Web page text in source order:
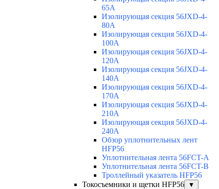
65A
Изолирующая секция 56JXD-4-
80A
Изолирующая секция 56JXD-4-
100A
Изолирующая секция 56JXD-4-
120A
Изолирующая секция 56JXD-4-
140A
Изолирующая секция 56JXD-4-
170A
Изолирующая секция 56JXD-4-
210A
Изолирующая секция 56JXD-4-
240A
Обзор уплотнительных лент
HFP56
Уплотнительная лента 56FCT-A
Уплотнительная лента 56FCT-B
Троллейный указатель HFP56
Токосъемники и щетки HFP56
▼